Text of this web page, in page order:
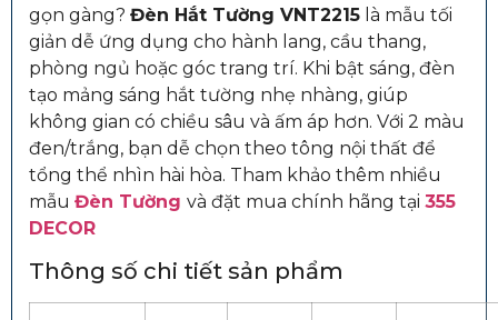
gọn gàng? Đèn Hắt Tường VNT2215 là mẫu tối
giản dễ ứng dụng cho hành lang, cầu thang,
phòng ngủ hoặc góc trang trí. Khi bật sáng, đèn
tạo mảng sáng hắt tường nhẹ nhàng, giúp
không gian có chiều sâu và ấm áp hơn. Với 2 màu
đen/trắng, bạn dễ chọn theo tông nội thất để
tổng thể nhìn hài hòa. Tham khảo thêm nhiều
mẫu Đèn Tường và đặt mua chính hãng tại 355
DECOR
Thông số chi tiết sản phẩm